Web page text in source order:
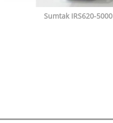
Sumtak IRS620-5000